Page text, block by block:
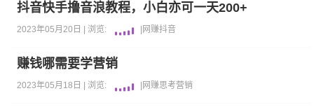
抖音快手撸音浪教程，小白亦可一天200+
2023年05月20日 | 浏览: 网赚抖音
赚钱哪需要学营销
2023年05月18日 | 浏览: 网赚思考营销